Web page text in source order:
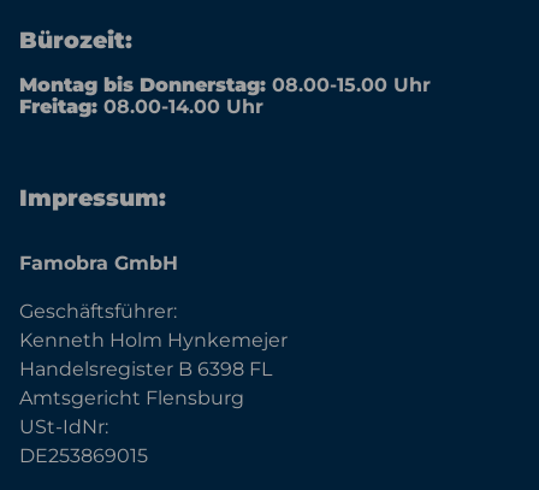
Bürozeit:
Montag bis Donnerstag: 08.00-15.00 Uhr
Freitag: 08.00-14.00 Uhr
Impressum:
Famobra GmbH
Geschäftsführer:
Kenneth Holm Hynkemejer
Handelsregister B 6398 FL
Amtsgericht Flensburg
USt-IdNr:
DE253869015